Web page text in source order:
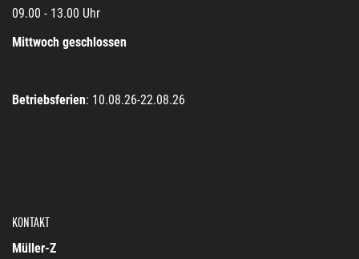
09.00 - 13.00 Uhr
Mittwoch geschlossen
Betriebsferien: 10.08.26-22.08.26
KONTAKT
Müller-Z